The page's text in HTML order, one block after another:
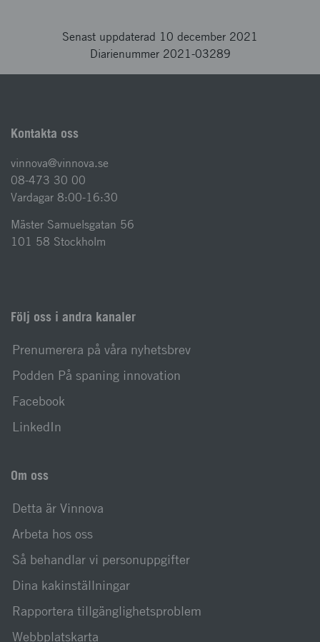
Senast uppdaterad 10 december 2021
Diarienummer 2021-03289
Kontakta oss
vinnova@vinnova.se
08-473 30 00
Vardagar 8:00-16:30
Mäster Samuelsgatan 56
101 58 Stockholm
Följ oss i andra kanaler
Prenumerera på våra nyhetsbrev
Podden På spaning innovation
Facebook
LinkedIn
Om oss
Detta är Vinnova
Arbeta hos oss
Så behandlar vi personuppgifter
Dina kakinställningar
Rapportera tillgänglighetsproblem
Webbplatskarta